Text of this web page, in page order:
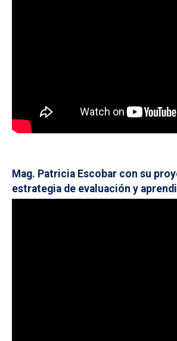
Mag. Patricia Escobar con su
estrategia de evaluación y